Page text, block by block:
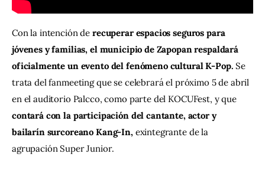
Con la intención de recuperar espacios seguros para
jóvenes y familias, el municipio de Zapopan respaldará
oficialmente un evento del fenómeno cultural K-Pop. Se
trata del fanmeeting que se celebrará el próximo 5 de abril
en el auditorio Palcco, como parte del KOCUFest, y que
contará con la participación del cantante, actor y
bailarín surcoreano Kang-In, exintegrante de la
agrupación Super Junior.